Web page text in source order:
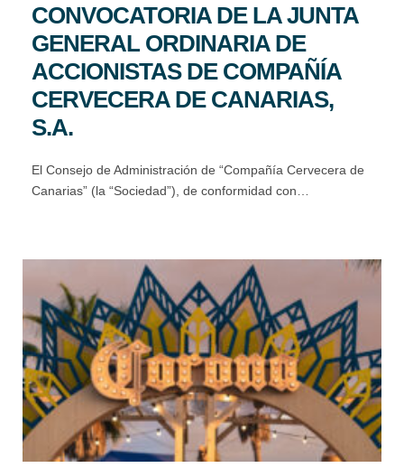
CONVOCATORIA DE LA JUNTA
GENERAL ORDINARIA DE
ACCIONISTAS DE COMPAÑÍA
CERVECERA DE CANARIAS,
S.A.
El Consejo de Administración de “Compañía Cervecera de
Canarias” (la “Sociedad”), de conformidad con…